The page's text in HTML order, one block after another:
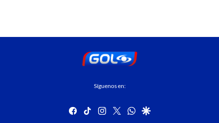
Síguenos en:
facebook
tiktok instagram
twitterwhatsapp
google